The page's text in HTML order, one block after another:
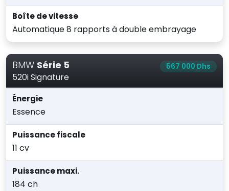
Boîte de vitesse
Automatique 8 rapports à double embrayage
BMW Série 5
520i Signature
567 000 Dhs
Énergie
Essence
Puissance fiscale
11 cv
Puissance maxi.
184 ch